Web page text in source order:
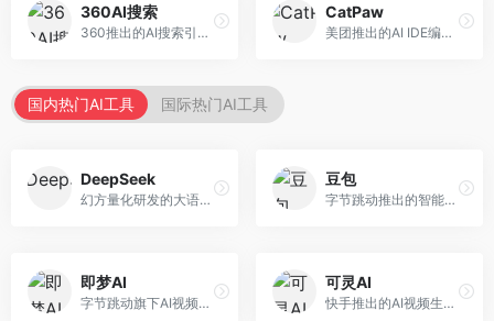
360AI搜索
360推出的AI搜索引擎，专注于安全智能搜索。面向普通用户，提供智能问答、网页搜索、内容整理等服务，安全防护能力强。
CatPaw
美团推出的AI IDE编程工具，专注于本地开发生态。面向开发者，提供智能代码补全、代码生成、项目管理等服务，本地开发体验好。
国内热门AI工具 国际热门AI工具
DeepSeek
幻方量化研发的大语言模型平台，专注于深度推理和代码生成能力。面向开发者、研究人员和技术爱好者，提供强大的逻辑推理和数学计算功能，开源生态完善，API接口友好。
豆包
字节跳动推出的智能对话助手平台，提供文本创作、知识问答、英语学习等多种AI服务。面向普通用户和内容创作者，支持多轮对话和文件解析，免费使用，响应速度快，中文理解能力强。
即梦AI
字节跳动旗下AI视频创作平台，支持多模态内容生成。面向内容创作者和营销人员，提供文生视频、图生视频、智能剪辑等功能，中文理解能力强，创作效率高。
可灵AI
快手推出的AI视频生成平台，支持文生视频和图生视频，可生成长达2分钟的高质量视频内容。面向短视频创作者和营销人员，操作简便，生成效果逼真，适合商业推广和创意表达。